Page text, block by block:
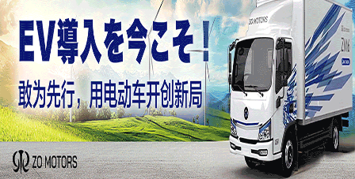
日本首届春晚电视节目与东京塔中国红点灯双璧
迎新
崔明清 华人新闻 文化风采
日本新华侨报 2021/2/10 18:49:13